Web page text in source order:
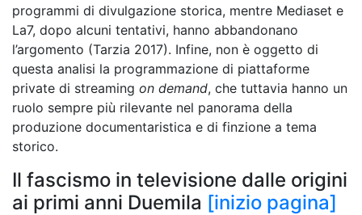
programmi di divulgazione storica, mentre Mediaset e
La7, dopo alcuni tentativi, hanno abbandonano
l’argomento (Tarzia 2017). Infine, non è oggetto di
questa analisi la programmazione di piattaforme
private di streaming on demand, che tuttavia hanno un
ruolo sempre più rilevante nel panorama della
produzione documentaristica e di finzione a tema
storico.
Il fascismo in televisione dalle origini
ai primi anni Duemila [inizio pagina]